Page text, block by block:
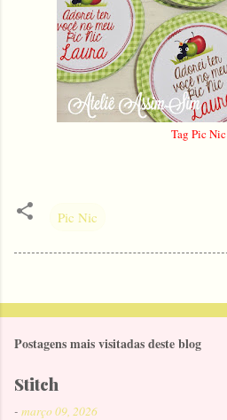
Tag Pic Nic
Pic Nic
Postagens mais visitadas deste blog
Stitch
- março 09, 2026